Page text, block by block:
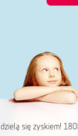
się zyskiem!